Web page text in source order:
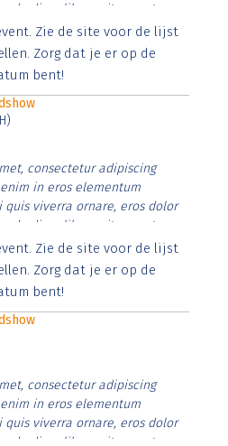
diam libero vitae erat.
justo cursus id rutrum lorem
risus tristique posuere.
Zie de site voor de lijst
Zorg dat je er op de
bent!
consectetur adipiscing
in eros elementum
quis viverra ornare, eros dolor
diam libero vitae erat.
justo cursus id rutrum lorem
risus tristique posuere.
Zie de site voor de lijst
Zorg dat je er op de
bent!
consectetur adipiscing
in eros elementum
quis viverra ornare, eros dolor
diam libero vitae erat.